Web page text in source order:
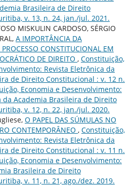
Brasileira de Direito
v. 13, n. 24, jan./jul. 2021.
MISKULIN CARDOSO, SÉRGIO
A IMPORTÂNCIA DA
CONSTITUCIONAL EM
DE DIREITO , Constituição,
Revista Eletrônica da
de Direito Constitucional : v. 12 n.
Economia e Desenvolvimento:
da Academia Brasileira de Direito
v. 12, n. 22, jan./jul. 2020.
O PAPEL DAS SÚMULAS NO
CONTEMPORÂNEO , Constituição,
Revista Eletrônica da
de Direito Constitucional : v. 11 n.
Economia e Desenvolvimento:
Brasileira de Direito
v. 11, n. 21, ago./dez. 2019.